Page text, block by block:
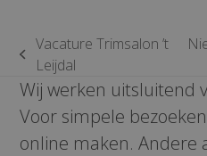
previous
post:
Vacature Trimsalon ’t
Leijdal
Wij werken uitsluitend
Voor simpele
online maken. Andere